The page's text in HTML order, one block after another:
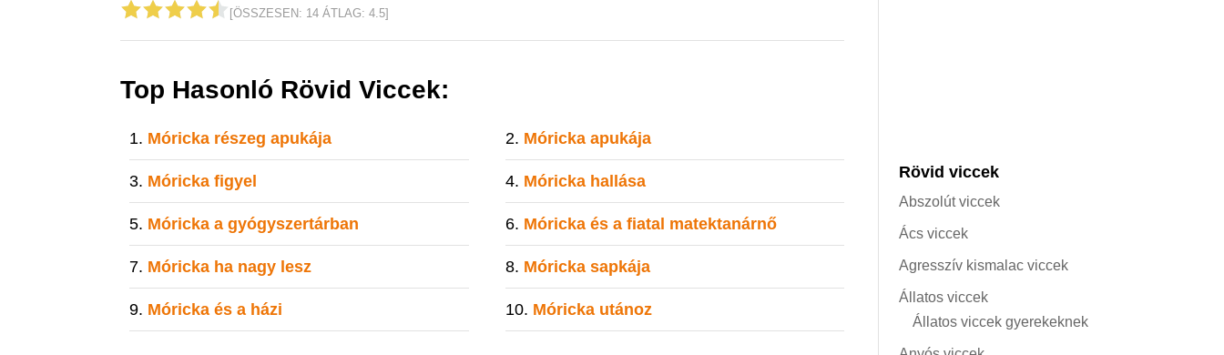
[ÖSSZESEN: 14 ÁTLAG: 4.5]
Top Hasonló Rövid Viccek:
Móricka részeg apukája Móricka apukája
Móricka figyel Móricka hallása
Móricka a gyógyszertárban Móricka és a fiatal matektanárnő
Móricka ha nagy lesz Móricka sapkája
Móricka és a házi Móricka utánoz
Rövid viccek
Abszolút viccek
Ács viccek
Agresszív kismalac viccek
Állatos viccek
Állatos viccek gyerekeknek